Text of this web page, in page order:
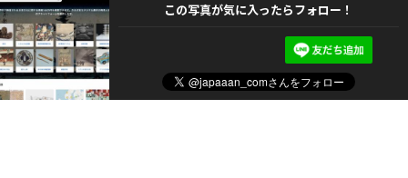
この写真が気に入ったらフォロー！